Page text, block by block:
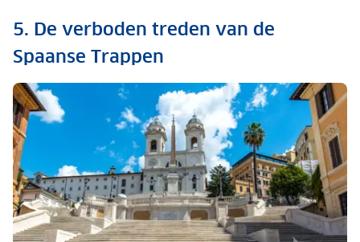
5. De verboden treden van de
Spaanse Trappen